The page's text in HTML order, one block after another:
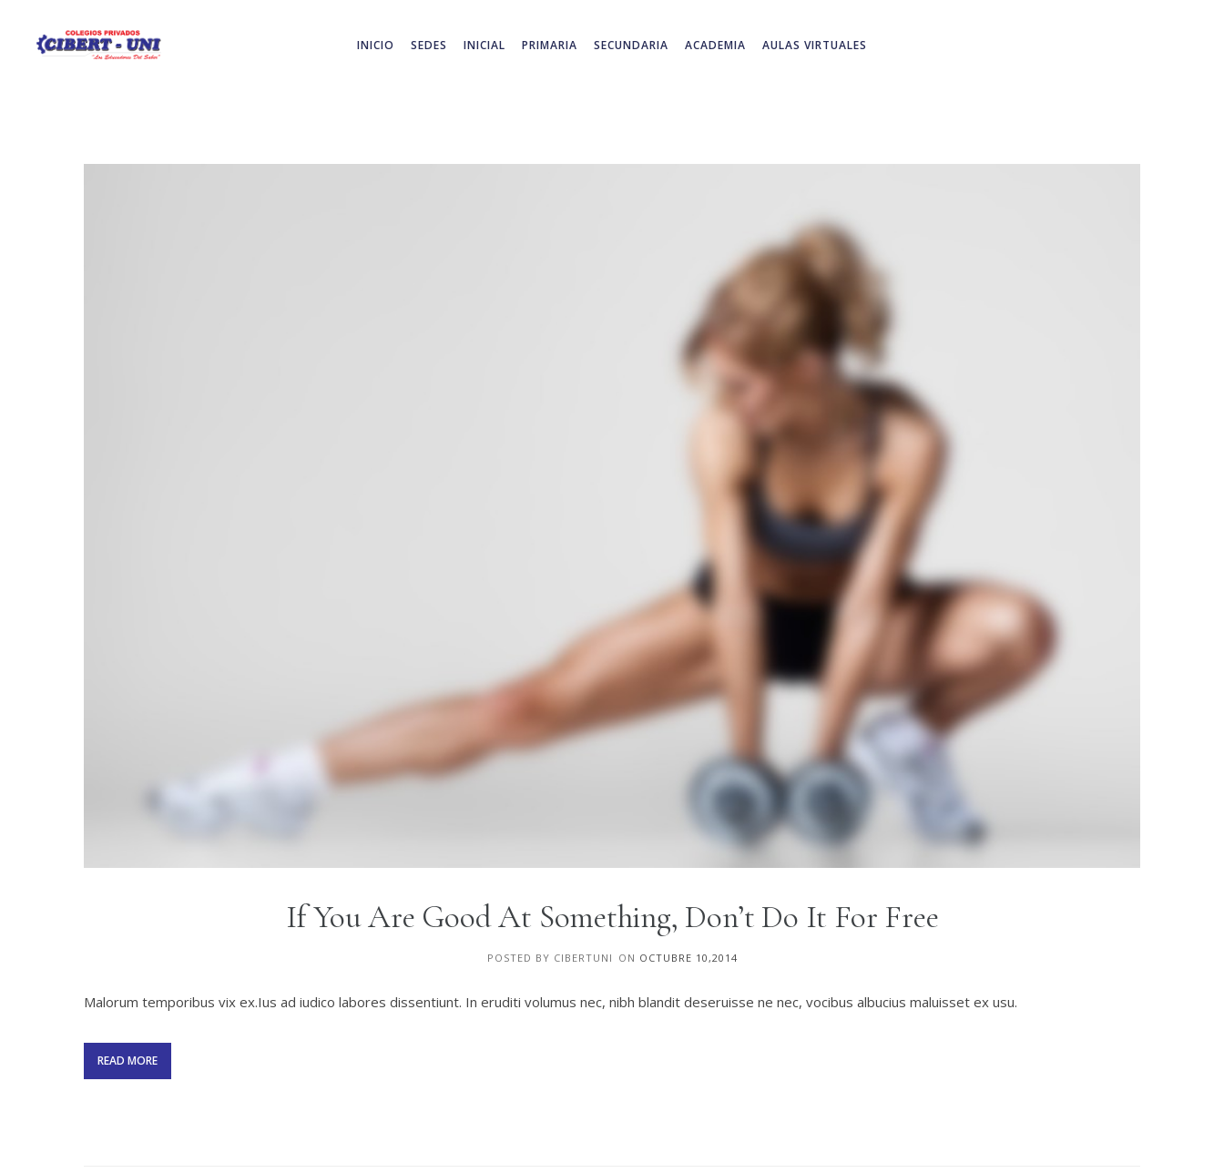
INICIO SEDES INICIAL PRIMARIA SECUNDARIA ACADEMIA AULAS VIRTUALES
If You Are Good At Something, Don’t Do It For Free
POSTED BY CIBERTUNI ON OCTUBRE 10,2014
Malorum temporibus vix ex.Ius ad iudico labores dissentiunt. In eruditi volumus nec, nibh blandit deseruisse ne nec, vocibus albucius maluisset ex usu.
READ MORE